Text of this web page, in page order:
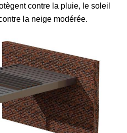
contre la pluie, le soleil
la neige modérée.